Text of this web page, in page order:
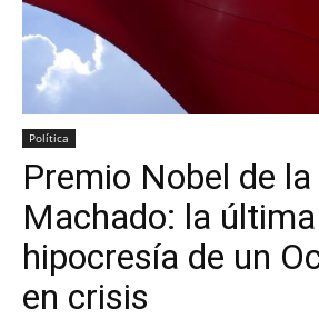
Política
Premio Nobel de
Machado: la última
hipocresía de un
en crisis